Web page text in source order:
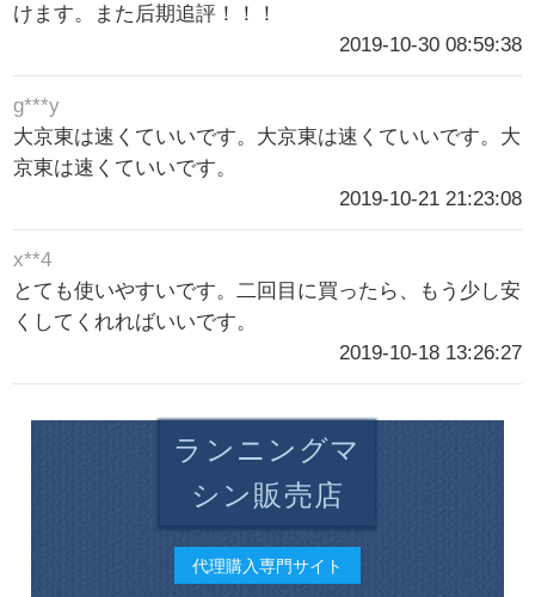
けます。また后期追評！！！
2019-10-30 08:59:38
g***y
大京東は速くていいです。大京東は速くていいです。大
京東は速くていいです。
2019-10-21 21:23:08
x**4
とても使いやすいです。二回目に買ったら、もう少し安
くしてくれればいいです。
2019-10-18 13:26:27
ランニングマ
シン販売店
代理購入専門サイト